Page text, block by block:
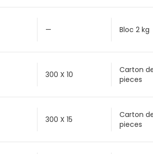
— Bloc 2 kg
300 X 10
Carton
pieces
300 X 15
Carton
pieces